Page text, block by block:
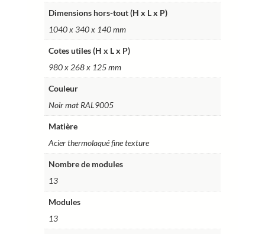
RCH500NR
Dimensions hors-tout (H x L x P)
1040 x 340 x 140 mm
Cotes utiles (H x L x P)
980 x 268 x 125 mm
Couleur
Noir mat RAL9005
Matière
Acier thermolaqué fine texture
Nombre de modules
13
Modules
13